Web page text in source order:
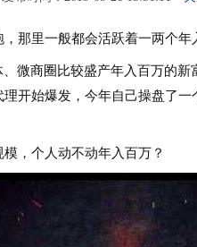
里一般都会活跃着一两个年
商圈比较盛产年入百万的新
开始爆发，今年自己操盘了
，个人动不动年入百万？